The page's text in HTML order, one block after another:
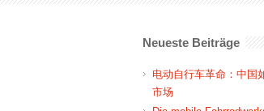
Neueste Beiträge
电动自行车革命：中国
市场